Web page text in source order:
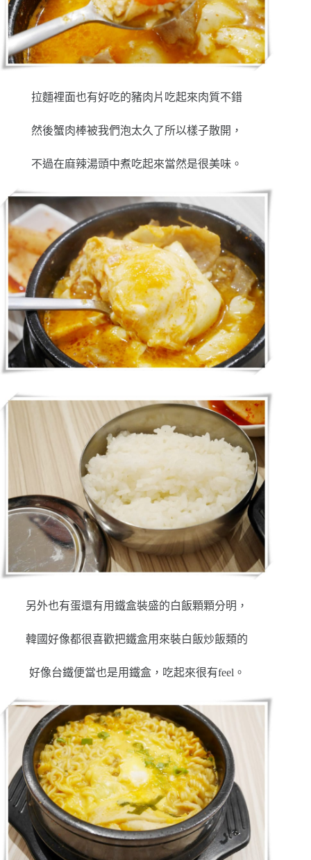
拉麵裡面也有好吃的豬肉片吃起來肉質不錯
然後蟹肉棒被我們泡太久了所以樣子散開，
不過在麻辣湯頭中煮吃起來當然是很美味。
另外也有蛋還有用鐵盒裝盛的白飯顆顆分明，
韓國好像都很喜歡把鐵盒用來裝白飯炒飯類的
好像台鐵便當也是用鐵盒，吃起來很有feel。